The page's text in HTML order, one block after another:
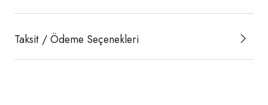
Taksit / Ödeme Seçenekleri